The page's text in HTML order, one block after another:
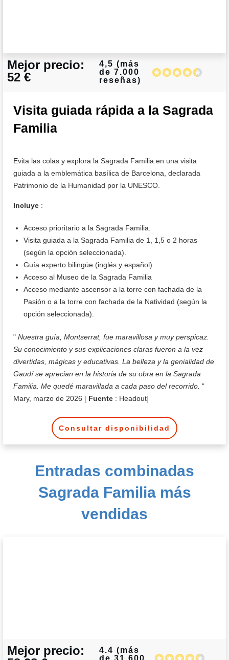
Mejor precio:
52 €
4,5 (más
de 7.000
reseñas)
Visita guiada rápida a la Sagrada
Familia
Evita las colas y explora la Sagrada Familia en una visita
guiada a la emblemática basílica de Barcelona, declarada
Patrimonio de la Humanidad por la UNESCO.
Incluye :
Acceso prioritario a la Sagrada Familia.
Visita guiada a la Sagrada Familia de 1, 1,5 o 2 horas
(según la opción seleccionada).
Guía experto bilingüe (inglés y español)
Acceso al Museo de la Sagrada Familia
Acceso mediante ascensor a la torre con fachada de la
Pasión o a la torre con fachada de la Natividad (según la
opción seleccionada).
" Nuestra guía, Montserrat, fue maravillosa y muy perspicaz.
Su conocimiento y sus explicaciones claras fueron a la vez
divertidas, mágicas y educativas. La belleza y la genialidad de
Gaudí se aprecian en la historia de su obra en la Sagrada
Familia. Me quedé maravillada a cada paso del recorrido. "
Mary, marzo de 2026 [ Fuente : Headout]
Consultar disponibilidad
Entradas combinadas
Sagrada Familia más
vendidas
Mejor precio:
4.4 (más
de 31.600